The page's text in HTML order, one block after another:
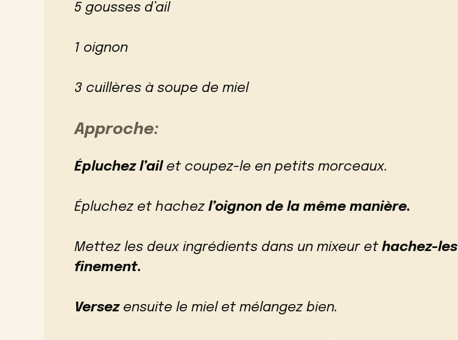
5 gousses d’ail
1 oignon
3 cuillères à soupe de miel
Approche:
Épluchez l’ailet coupez-le en petits morceaux.
Épluchez et hachez l’oignon de la même manière.
Mettez les deux ingrédients dans un mixeur et hachez-les
finement.
Versezensuite le miel et mélangez bien.